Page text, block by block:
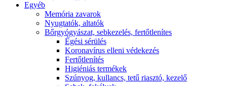
Egyéb
Memória zavarok
Nyugtatók, altatók
Bőrgyógyászat, sebkezelés, fertőtlenítes
É́gési sérülés
Koronavírus elleni védekezés
Fertőtlenítés
Higiéniás termékek
Szúnyog, kullancs, tetű riasztó, kezelő